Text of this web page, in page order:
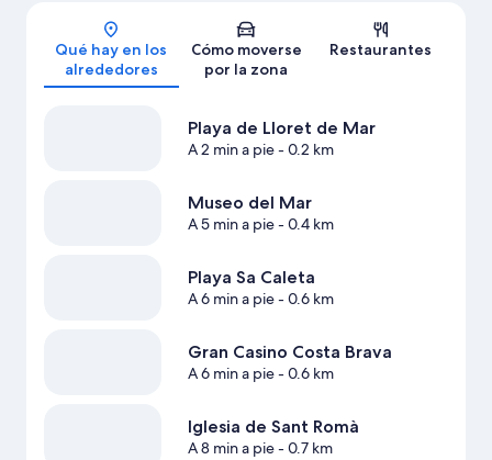
Mapa
Qué hay en los
alrededores
Cómo moverse
por la zona
Restaurantes
Playa de Lloret de Mar
A 2 min a pie- 0.2 km
Museo del Mar
A 5 min a pie- 0.4 km
Playa Sa Caleta
A 6 min a pie- 0.6 km
Gran Casino Costa Brava
A 6 min a pie- 0.6 km
Iglesia de Sant Romà
A 8 min a pie- 0.7 km